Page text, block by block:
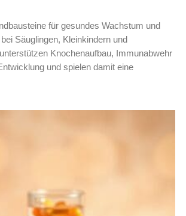
für gesundes Wachstum und
Säuglingen, Kleinkindern und
Knochenaufbau, Immunabwehr
und spielen damit eine